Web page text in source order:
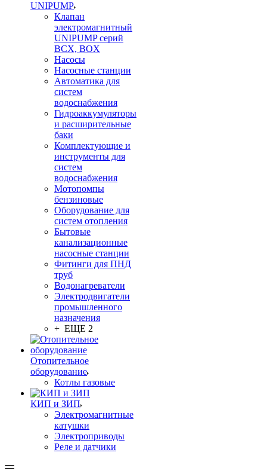
UNIPUMP
Клапан
электромагнитный
UNIPUMP серий
BCX, BOX
Насосы
Насосные станции
Автоматика для
систем
водоснабжения
Гидроаккумуляторы
и расширительные
баки
Комплектующие и
инструменты для
систем
водоснабжения
Мотопомпы
бензиновые
Оборудование для
систем отопления
Бытовые
канализационные
насосные станции
Фитинги для ПНД
труб
Водонагреватели
Электродвигатели
промышленного
назначения
+ ЕЩЕ 2
Отопительное
оборудование
Котлы газовые
КИП и ЗИП
Электромагнитные
катушки
Электроприводы
Реле и датчики